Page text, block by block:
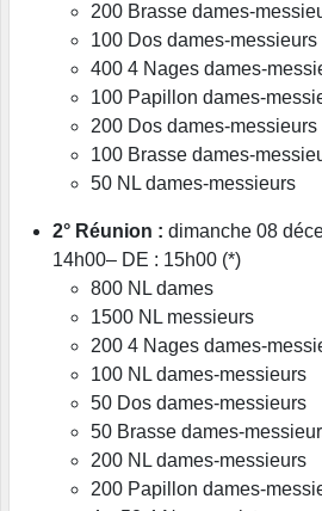
200 Brasse dames-
100 Dos dames-messieurs
400 4 Nages dames-
100 Papillon dames-
200 Dos dames-messieurs
100 Brasse dames-
50 NL dames-messieurs
2° Réunion : dimanche 08
14h00– DE : 15h00 (*)
800 NL dames
1500 NL messieurs
200 4 Nages dames-
100 NL dames-messieurs
50 Dos dames-messieurs
50 Brasse dames-
200 NL dames-messieurs
200 Papillon dames-